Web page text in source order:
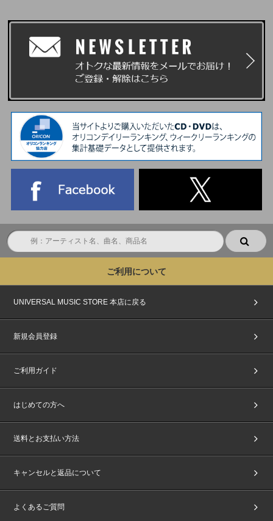
ご利用について
UNIVERSAL MUSIC STORE 本店に戻る
新規会員登録
ご利用ガイド
はじめての方へ
送料とお支払い方法
キャンセルと返品について
よくあるご質問